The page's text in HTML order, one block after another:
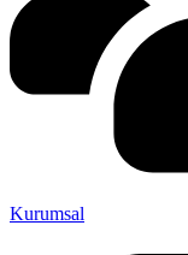
Kurumsal